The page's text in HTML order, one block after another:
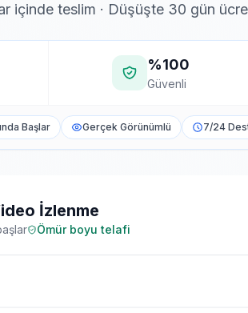
içinde teslim · Düşüşte 30 gün
%100
Güvenli
Başlar Gerçek Görünümlü 7/24
İzlenme
Ömür boyu telafi